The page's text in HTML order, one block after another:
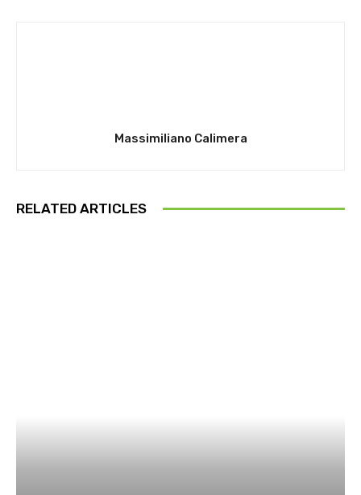
Massimiliano Calimera
RELATED ARTICLES